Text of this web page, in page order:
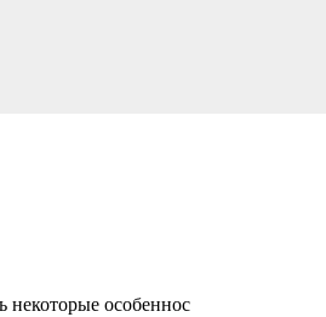
некоторые особеннос